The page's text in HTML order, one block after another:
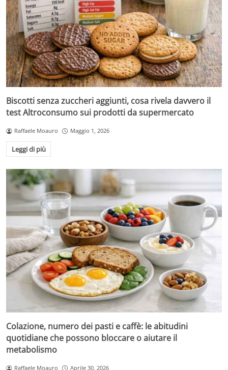
Biscotti senza zuccheri aggiunti, cosa rivela davvero il
test Altroconsumo sui prodotti da supermercato
Raffaele Moauro Maggio 1, 2026
Leggi di più
Colazione, numero dei pasti e caffè: le abitudini
quotidiane che possono bloccare o aiutare il
metabolismo
Raffaele Moauro Aprile 30, 2026